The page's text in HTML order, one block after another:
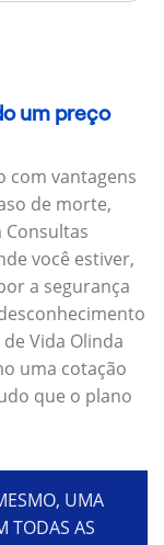
um preço
com vantagens
de morte,
Consultas
você estiver,
a segurança
Vida Olinda
uma cotação
que o plano
UMA
TODAS AS